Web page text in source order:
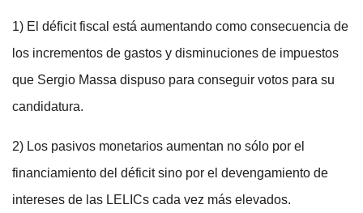
1) El déficit fiscal está aumentando como consecuencia de
los incrementos de gastos y disminuciones de impuestos
que Sergio Massa dispuso para conseguir votos para su
candidatura.
2) Los pasivos monetarios aumentan no sólo por el
financiamiento del déficit sino por el devengamiento de
intereses de las LELICs cada vez más elevados.